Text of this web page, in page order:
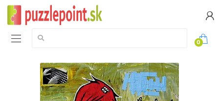
Vyhledávání:
0